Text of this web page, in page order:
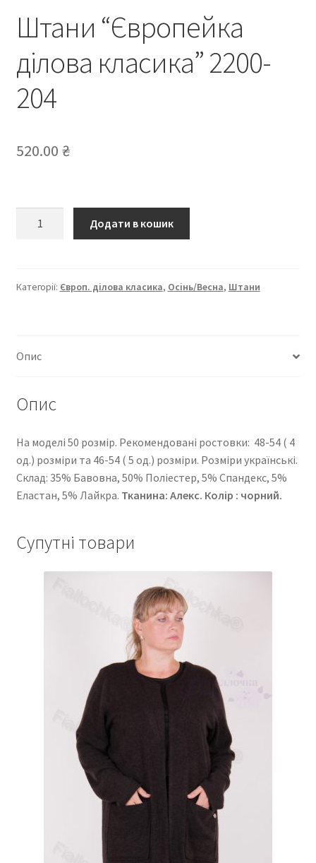
Штани “Європейка
ділова класика” 2200-
204
520.00 ₴
2200-
Додати в кошик
Категорії: Європ. ділова класика, Осінь/Весна, Штани
Опис
Опис
На моделі 50 розмір. Рекомендовані ростовки: 48-54 ( 4
од.) розміри та 46-54 ( 5 од.) розміри. Розміри українські.
Cклад: 35% Бавовна, 50% Поліестер, 5% Спандекс, 5%
Еластан, 5% Лайкра. Тканина: Алекс. Колір : чорний.
Супутні товари